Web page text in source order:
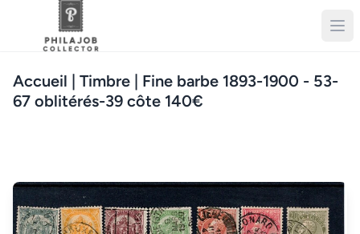
Accueil | Timbre | Fine barbe 1893-1900 - 53-
67 oblitérés-39 côte 140€